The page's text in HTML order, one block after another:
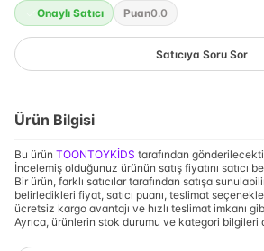
Onaylı Satıcı Puan0.0
Satıcıya Soru Sor
Ürün Bilgisi
Bu ürün TOONTOYKİDS tarafından
İncelemiş olduğunuz ürünün satış fiyatını satıcı
Bir ürün, farklı satıcılar tarafından satışa
belirledikleri fiyat, satıcı puanı, teslimat
ücretsiz kargo avantajı ve hızlı teslimat imkanı
Ayrıca, ürünlerin stok durumu ve kategori bilgileri